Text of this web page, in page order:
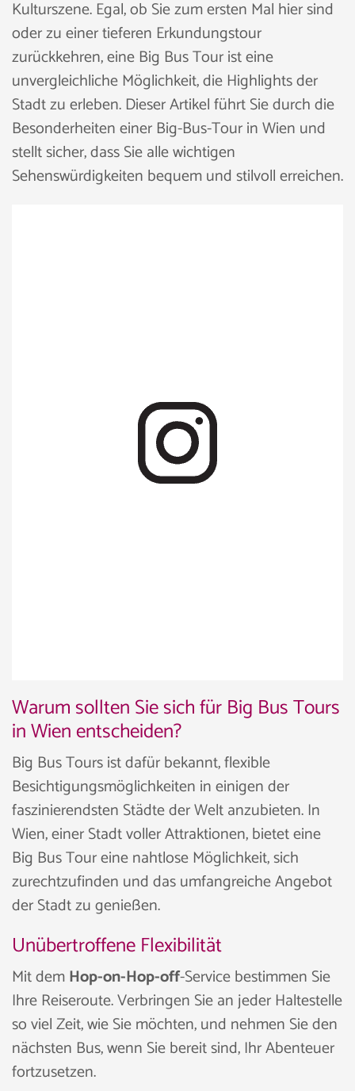
Kulturszene. Egal, ob Sie zum ersten Mal hier sind
oder zu einer tieferen Erkundungstour
zurückkehren, eine Big Bus Tour ist eine
unvergleichliche Möglichkeit, die Highlights der
Stadt zu erleben. Dieser Artikel führt Sie durch die
Besonderheiten einer Big-Bus-Tour in Wien und
stellt sicher, dass Sie alle wichtigen
Sehenswürdigkeiten bequem und stilvoll erreichen.
Warum sollten Sie sich für Big Bus Tours
in Wien entscheiden?
Big Bus Tours ist dafür bekannt, flexible
Besichtigungsmöglichkeiten in einigen der
faszinierendsten Städte der Welt anzubieten. In
Wien, einer Stadt voller Attraktionen, bietet eine
Big Bus Tour eine nahtlose Möglichkeit, sich
zurechtzufinden und das umfangreiche Angebot
der Stadt zu genießen.
Unübertroffene Flexibilität
Mit demHop-on-Hop-off-Service bestimmen Sie
Ihre Reiseroute. Verbringen Sie an jeder Haltestelle
so viel Zeit, wie Sie möchten, und nehmen Sie den
nächsten Bus, wenn Sie bereit sind, Ihr Abenteuer
fortzusetzen.